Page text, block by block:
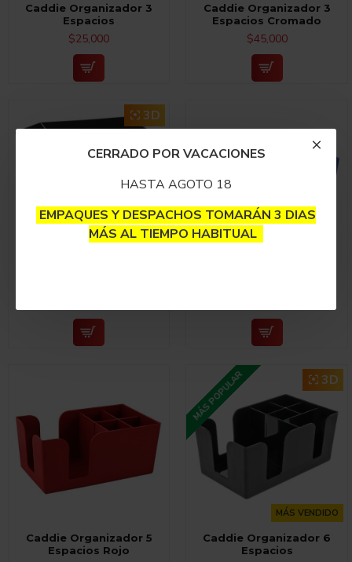
CERRADO POR VACACIONES
HASTA AGOTO 18
EMPAQUES Y DESPACHOS TOMARÁN 3 DIAS
MÁS AL TIEMPO HABITUAL
Caddie Organizador 3
Espacios
$25,000
Caddie Organizador 3
Espacios Cromado
$45,000
3D
Caddie Organizador 5
Espacios Rojo
MÁS VENDIDO
MÁS POPULAR 3D
Caddie Organizador 6
Espacios